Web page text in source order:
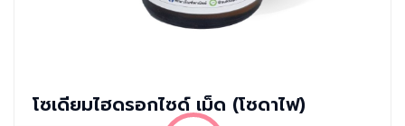
โซเดียมไฮดรอกไซด์ เม็ด (โซดาไฟ)